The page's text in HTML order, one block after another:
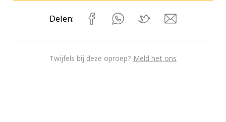
Delen:
Twijfels bij deze oproep? Meld het ons